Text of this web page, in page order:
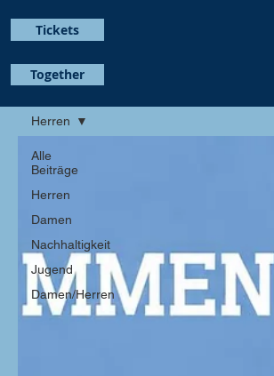
Together
Tickets
Alle
Beiträge
Herren
Damen
Nachhaltigkeit
Jugend
Damen/Herren
Herren